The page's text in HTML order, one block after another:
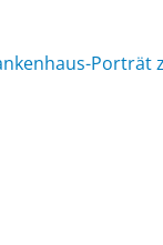
Porträt